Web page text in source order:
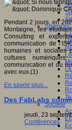
Sciences
Société
Pendant 2 jours, en
Montaigne, les
Consulting et
communication de
humaines et sociales
cultures
communication et du
avec eux.(1)
En savoir plus...
Des FabLabs
jeudi, 23
Conférences